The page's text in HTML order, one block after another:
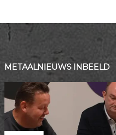
METAALNIEUWS INBEELD